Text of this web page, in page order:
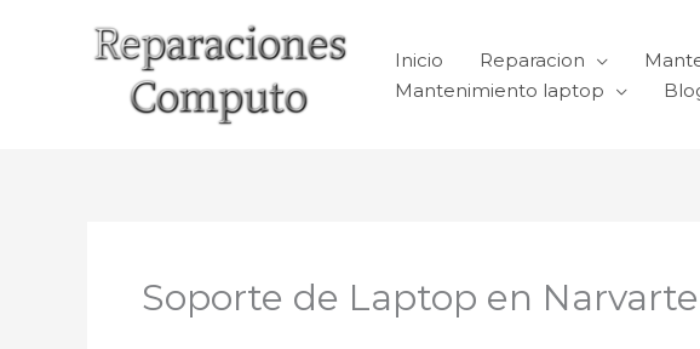
Inicio Reparacion
Mantenimiento laptop
Soporte de Laptop en